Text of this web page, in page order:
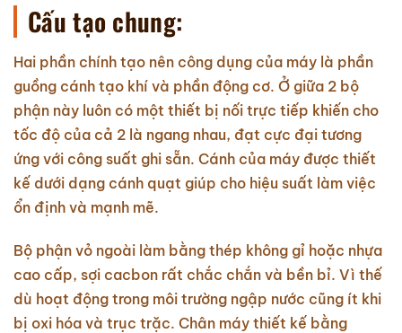
Cấu tạo chung:
Hai phần chính tạo nên công dụng của máy là phần
guồng cánh tạo khí và phần động cơ. Ở giữa 2 bộ
phận này luôn có một thiết bị nối trực tiếp khiến cho
tốc độ của cả 2 là ngang nhau, đạt cực đại tương
ứng với công suất ghi sẵn. Cánh của máy được thiết
kế dưới dạng cánh quạt giúp cho hiệu suất làm việc
ổn định và mạnh mẽ.
Bộ phận vỏ ngoài làm bằng thép không gỉ hoặc nhựa
cao cấp, sợi cacbon rất chắc chắn và bền bỉ. Vì thế
dù hoạt động trong môi trường ngập nước cũng ít khi
bị oxi hóa và trục trặc. Chân máy thiết kế bằng